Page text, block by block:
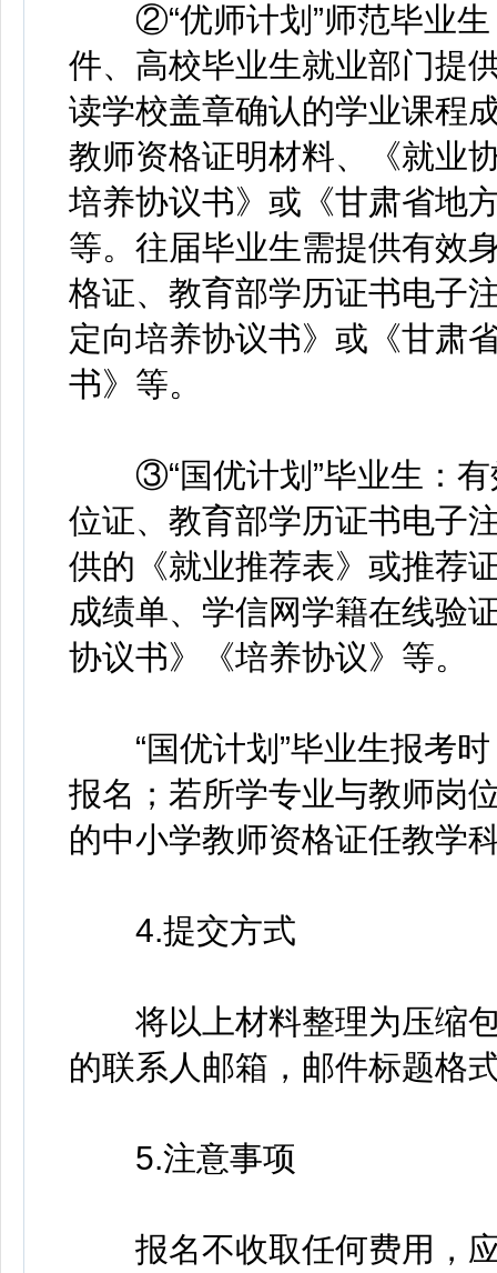
②“优师计划”师范毕业生
件、高校毕业生就业部门提
读学校盖章确认的学业课程
教师资格证明材料、《就业
培养协议书》或《甘肃省地
等。往届毕业生需提供有效
格证、教育部学历证书电子
定向培养协议书》或《甘肃
书》等。
③“国优计划”毕业生：有
位证、教育部学历证书电子
供的《就业推荐表》或推荐
成绩单、学信网学籍在线验
协议书》《培养协议》等。
“国优计划”毕业生报考时
报名；若所学专业与教师岗
的中小学教师资格证任教学
4.提交方式
将以上材料整理为压缩包
的联系人邮箱，邮件标题格
5.注意事项
报名不收取任何费用，应